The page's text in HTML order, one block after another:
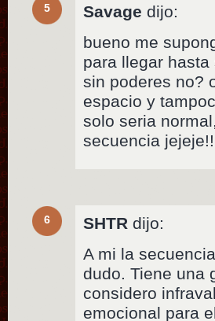
5 Savage dijo:
bueno me
para llegar
sin poderes no?
espacio y
solo seria
secuencia
6 SHTR dijo:
A mi la
dudo. Tiene una
considero
emocional para